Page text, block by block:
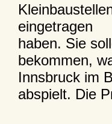
eingetragen
haben. Sie
bekommen,
Innsbruck im
abspielt. Die